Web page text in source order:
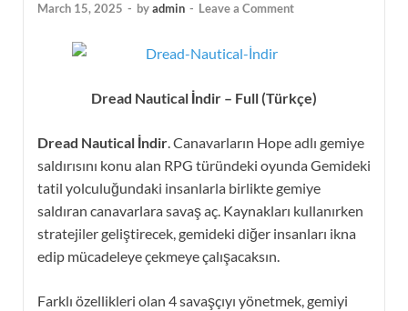
March 15, 2025 - byadmin - Leave a Comment
Dread Nautical İndir – Full (Türkçe)
Dread Nautical İndir. Canavarların Hope adlı gemiye
saldırısını konu alan RPG türündeki oyunda Gemideki
tatil yolculuğundaki insanlarla birlikte gemiye
saldıran canavarlara savaş aç. Kaynakları kullanırken
stratejiler geliştirecek, gemideki diğer insanları ikna
edip mücadeleye çekmeye çalışacaksın.
Farklı özellikleri olan 4 savaşçıyı yönetmek, gemiyi